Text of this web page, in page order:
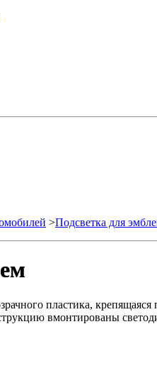
>Подсветка для
пластика,
вмонтированы